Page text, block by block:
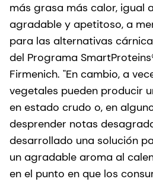
más grasa más calor, igual
agradable y apetitoso, a
para las alternativas
del Programa
Firmenich. "En cambio, a
vegetales pueden producir
en estado crudo o, en
desprender notas
desarrollado una solución
un agradable aroma al
en el punto en que los